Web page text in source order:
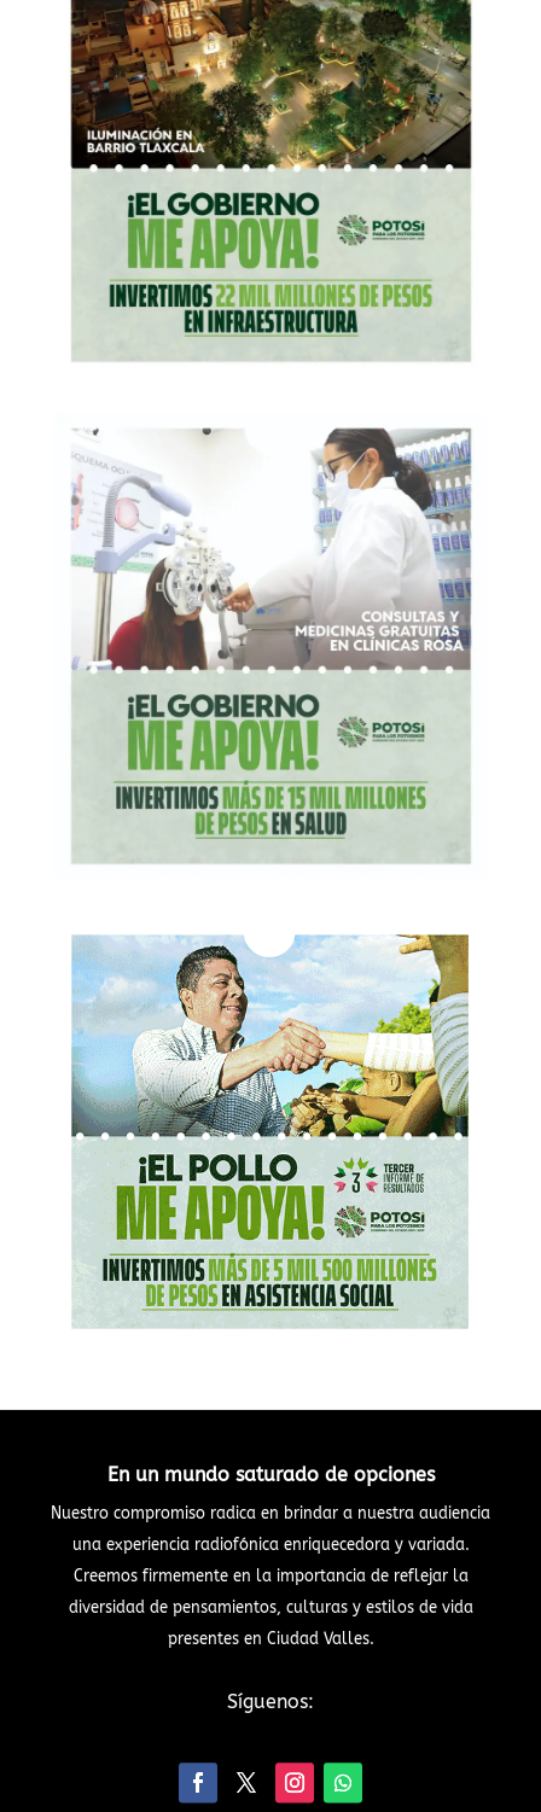
En un mundo saturado de opciones
Nuestro compromiso radica en brindar a nuestra audiencia
una experiencia radiofónica enriquecedora y variada.
Creemos firmemente en la importancia de reflejar la
diversidad de pensamientos, culturas y estilos de vida
presentes en Ciudad Valles.
Síguenos: